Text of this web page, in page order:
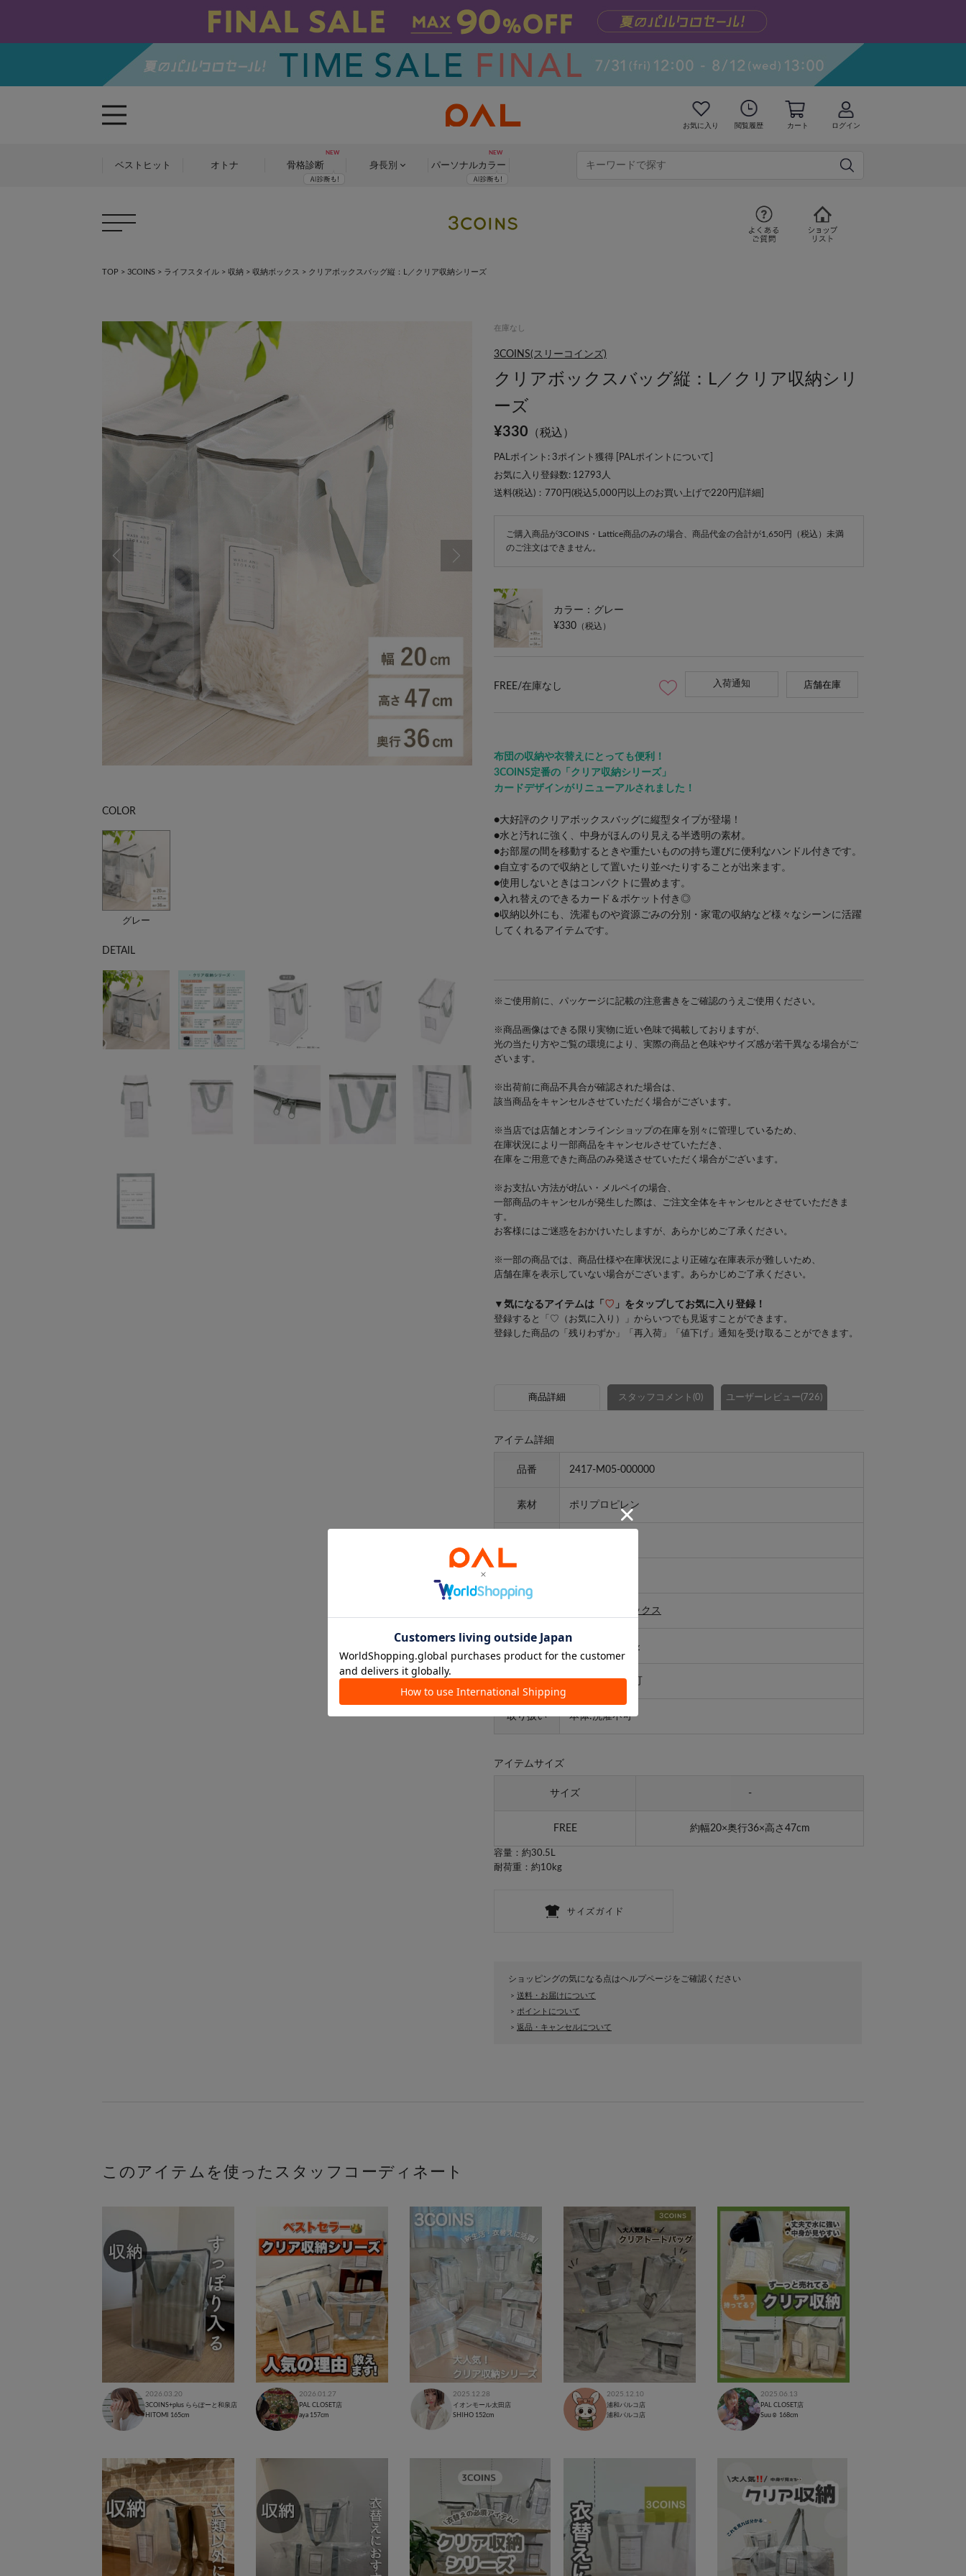
お気に入り 閲覧履歴 カート ログイン
ベストヒット オトナ 骨格診断 身長別 パーソナルカラー
TOP > 3COINS > ライフスタイル > 収納 > 収納ボックス > クリアボックスバッグ縦：L／クリア収納シリーズ
COLOR
グレー
DETAIL
在庫なし
3COINS(スリーコインズ)
クリアボックスバッグ縦：L／クリア収納シリ
ーズ
¥330 （税込）
PALポイント: 3ポイント獲得 [ PALポイントについて
お気に入り登録数: 12793 人
送料(税込)：770円(税込5,000円以上のお買い上げで220円)[ 詳細
ご購入商品が3COINS・Lattice商品のみの場合、商品代金の合計が1,650円（税込）未満
のご注文はできません。
カラー：グレー
¥330 （税込）
FREE/在庫なし 入荷通知 店舗在庫
布団の収納や衣替えにとっても便利！
3COINS定番の「クリア収納シリーズ」
カードデザインがリニューアルされました！
●大好評のクリアボックスバッグに縦型タイプが登場！
●水と汚れに強く、中身がほんのり見える半透明の素材。
●お部屋の間を移動するときや重たいものの持ち運びに便利なハンドル付きです。
●自立するので収納として置いたり並べたりすることが出来ます。
●使用しないときはコンパクトに畳めます。
●入れ替えのできるカード＆ポケット付き◎
●収納以外にも、洗濯ものや資源ごみの分別・家電の収納など様々なシーンに活躍
してくれるアイテムです。
※ご使用前に、パッケージに記載の注意書きをご確認のうえご使用ください。
※商品画像はできる限り実物に近い色味で掲載しておりますが、
光の当たり方やご覧の環境により、実際の商品と色味やサイズ感が若干異なる場合がご
ざいます。
※出荷前に商品不具合が確認された場合は、
該当商品をキャンセルさせていただく場合がございます。
※当店では店舗とオンラインショップの在庫を別々に管理しているため、
在庫状況により一部商品をキャンセルさせていただき、
在庫をご用意できた商品のみ発送させていただく場合がございます。
※お支払い方法がd払い・メルペイの場合、
一部商品のキャンセルが発生した際は、ご注文全体をキャンセルとさせていただきま
す。
お客様にはご迷惑をおかけいたしますが、あらかじめご了承ください。
※一部の商品では、商品仕様や在庫状況により正確な在庫表示が難しいため、
店舗在庫を表示していない場合がございます。あらかじめご了承ください。
▼気になるアイテムは「 ♡ 」をタップしてお気に入り登録！
登録すると「♡（お気に入り）」からいつでも見返すことができます。
登録した商品の「残りわずか」「再入荷」「値下げ」通知を受け取ることができます。
商品詳細 スタッフコメント(0) ユーザーレビュー(726)
アイテム詳細
品番 2417-M05-000000
素材 ポリプロピレン
収納ボックス
タイプ ライフスタイル
ギフト ラッピング 不可
取り扱い 本体:洗濯不可
アイテムサイズ
サイズ -
FREE 約幅20×奥行36×高さ47cm
容量：約30.5L
耐荷重：約10kg
ショッピングの気になる点はヘルプページをご確認ください
> 送料・お届けについて
> ポイントについて
> 返品・キャンセルについて
このアイテムを使ったスタッフコーディネート
2026.03.20
3COINS+plus ららぽーと和泉店
HITOMI
165cm
2026.01.27
PAL CLOSET店
aya 157cm
2025.12.28
イオンモール太田店
SHIHO 152cm
2025.12.10
浦和パルコ店
浦和パルコ店
2025.06.13
PAL CLOSET店
Suu☺︎ 168cm